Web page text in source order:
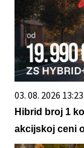
03. 08. 2026 13:23
Hibrid broj 1
akcijskoj ceni